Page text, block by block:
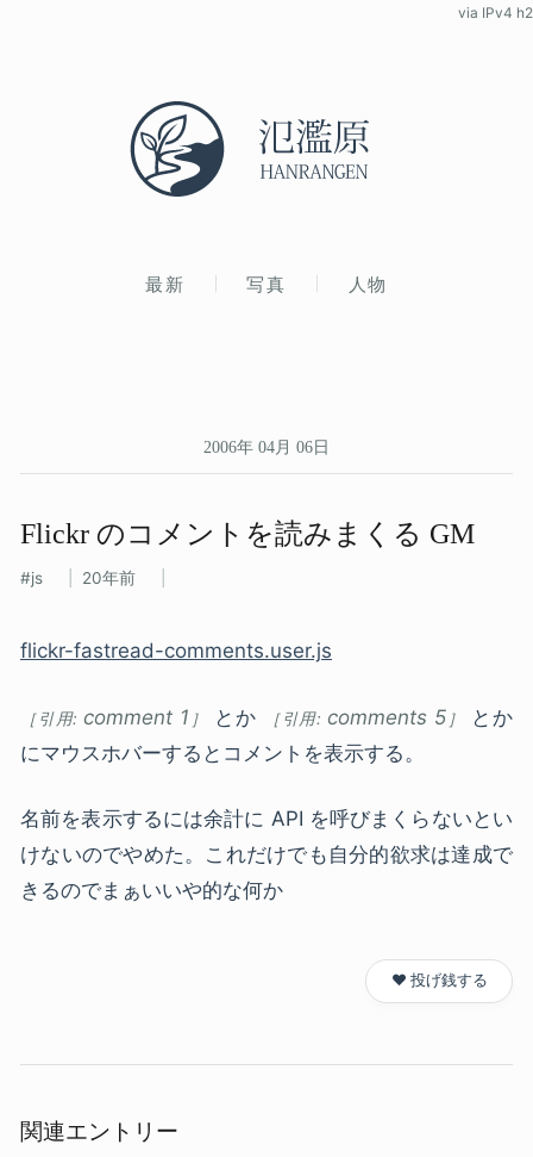
最新 写真 人物
via IPv4 h2
2006年 04月 06日
Flickr の​コメントを​読みまくる​ GM
js 20年前
flickr-fastread-comments.user.js
comment 1 とか comments 5
とか
にマウスホバーするとコメントを表示する。
名前を表示するには余計に API を呼びまくらないとい
けないのでやめた。これだけでも自分的欲求は達成で
きるのでまぁいいや的な何か
❤️ 投げ銭する
関連エントリー